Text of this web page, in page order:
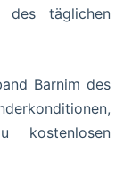
des täglichen
Barnim des
kostenlosen